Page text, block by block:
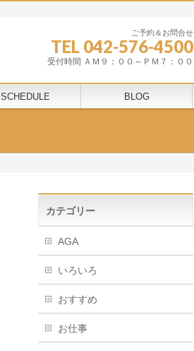
ご予約＆お問合せ
TEL 042-576-4500
受付時間 ＡＭ９：００～ＰＭ７：００
SCHEDULE BLOG
カテゴリー
AGA
いろいろ
おすすめ
お仕事